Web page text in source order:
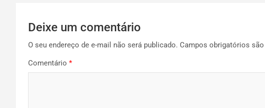
Deixe um comentário
O seu endereço de e-mail não será publicado. Campos obrigatórios
Comentário *